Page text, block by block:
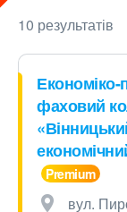
10 результатів
фаховий
вул.